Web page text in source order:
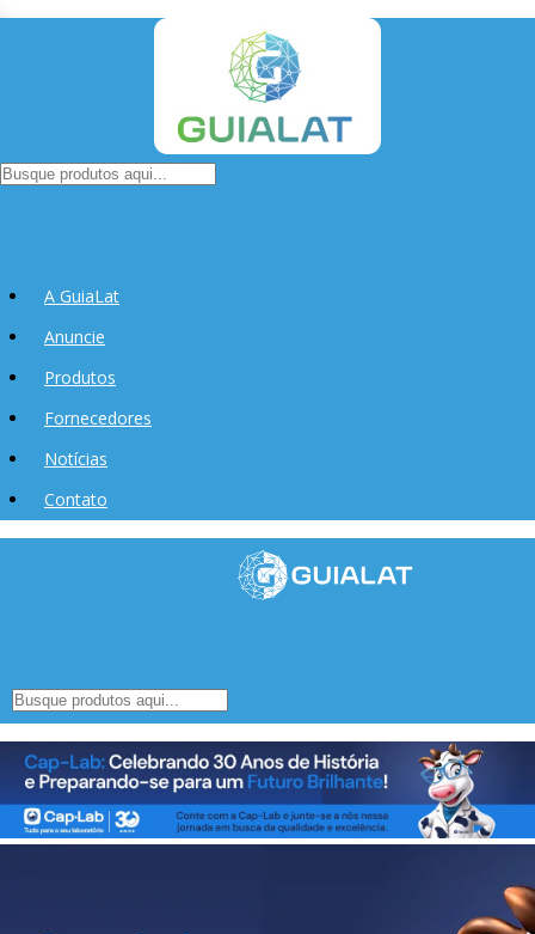
A GuiaLat
Anuncie
Produtos
Fornecedores
Notícias
Contato